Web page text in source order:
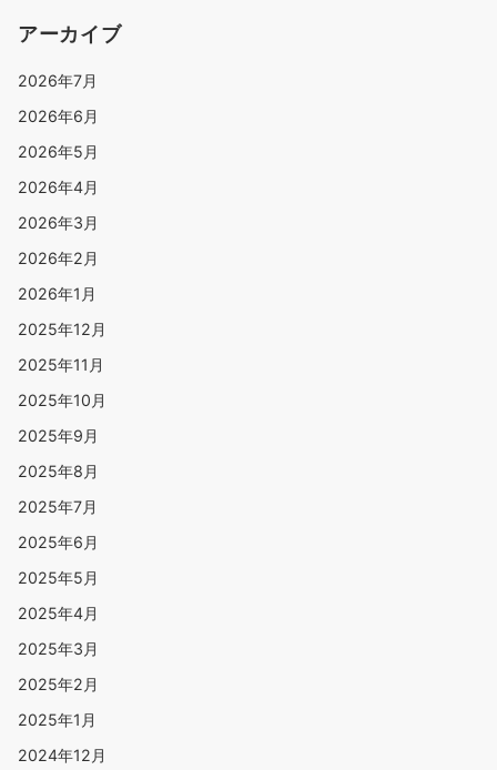
アーカイブ
2026年7月
2026年6月
2026年5月
2026年4月
2026年3月
2026年2月
2026年1月
2025年12月
2025年11月
2025年10月
2025年9月
2025年8月
2025年7月
2025年6月
2025年5月
2025年4月
2025年3月
2025年2月
2025年1月
2024年12月